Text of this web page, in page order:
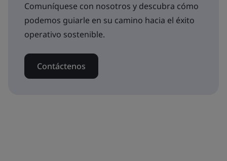
Comuníquese con nosotros y descubra cómo
podemos guiarle en su camino hacia el éxito
operativo sostenible.
Contáctenos